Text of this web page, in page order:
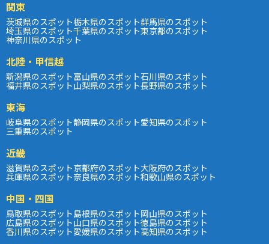
関東
茨城県のスポット栃木県のスポット群馬県のスポット
埼玉県のスポット千葉県のスポット東京都のスポット
神奈川県のスポット
北陸・甲信越
新潟県のスポット富山県のスポット石川県のスポット
福井県のスポット山梨県のスポット長野県のスポット
東海
岐阜県のスポット静岡県のスポット愛知県のスポット
三重県のスポット
近畿
滋賀県のスポット京都府のスポット大阪府のスポット
兵庫県のスポット奈良県のスポット和歌山県のスポット
中国・四国
鳥取県のスポット島根県のスポット岡山県のスポット
広島県のスポット山口県のスポット徳島県のスポット
香川県のスポット愛媛県のスポット高知県のスポット